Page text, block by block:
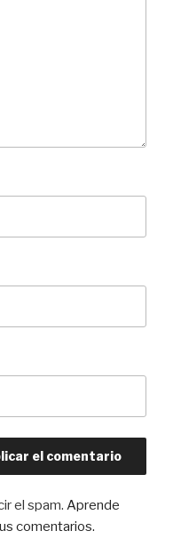
el spam. Aprende
comentarios.